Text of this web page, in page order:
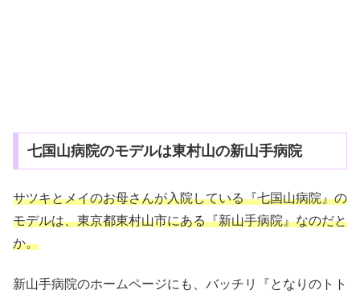
七国山病院のモデルは東村山の新山手病院
サツキとメイのお母さんが入院している『七国山病院』の
モデルは、東京都東村山市にある『新山手病院』なのだと
か。
新山手病院のホームページにも、バッチリ『となりのトト